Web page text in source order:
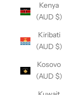
Kenya
(AUD $)
Kiribati
(AUD $)
Kosovo
(AUD $)